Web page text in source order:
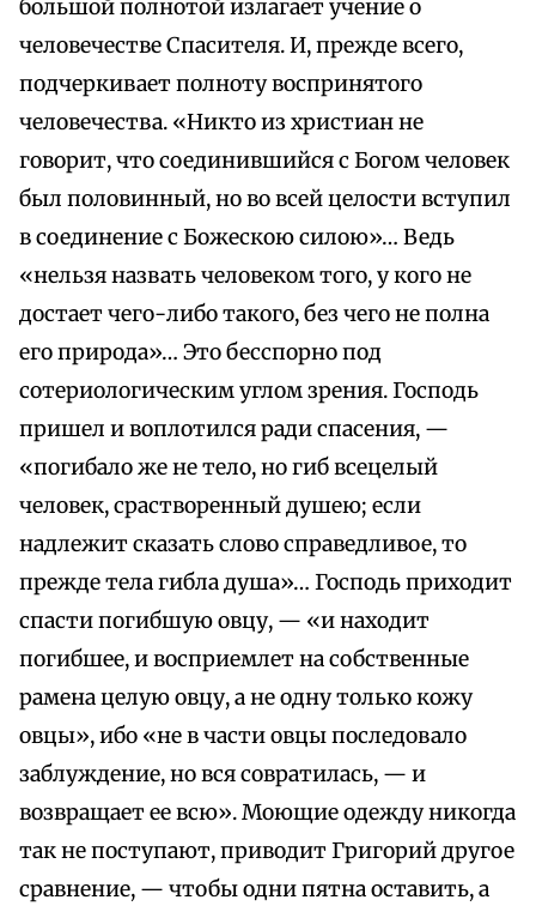
большой полнотой излагает учение о
человечестве Спасителя. И, прежде всего,
подчеркивает полноту воспринятого
человечества. «Никто из христиан не
говорит, что соединившийся с Богом человек
был половинный, но во всей целости вступил
в соединение с Божескою силою»… Ведь
«нельзя назвать человеком того, у кого не
достает чего-либо такого, без чего не полна
его природа»… Это бесспорно под
сотериологическим углом зрения. Господь
пришел и воплотился ради спасения, —
«погибало же не тело, но гиб всецелый
человек, срастворенный душею; если
надлежит сказать слово справедливое, то
прежде тела гибла душа»… Господь приходит
спасти погибшую овцу, — «и находит
погибшее, и восприемлет на собственные
рамена целую овцу, а не одну только кожу
овцы», ибо «не в части овцы последовало
заблуждение, но вся совратилась, — и
возвращает ее всю». Моющие одежду никогда
так не поступают, приводит Григорий другое
сравнение, — чтобы одни пятна оставить, а